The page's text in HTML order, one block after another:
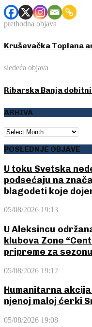
prethodna objava
Kruševačka Toplana
sledeća objava
Ribarska Banja
ARHIVA
ARHIVA
POSLEDNJE OBJAVE
U toku Svetska
podsećaju na
blagodeti koje
05/08/2026 19:13
U Aleksincu
klubova Zone
pripreme za
05/08/2026 19:12
Humanitarna
njenoj maloj ćerki
05/08/2026 19:08